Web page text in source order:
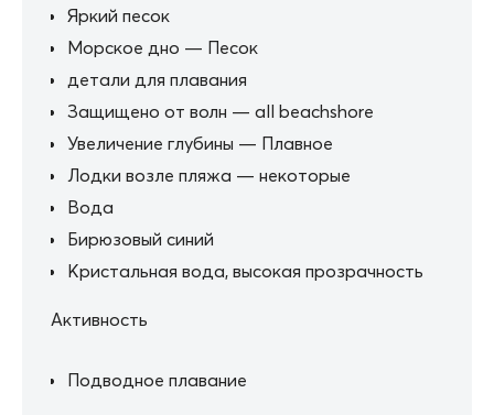
Яркий песок
Морское дно — Песок
детали для плавания
Защищено от волн — all beachshore
Увеличение глубины — Плавное
Лодки возле пляжа — некоторые
Вода
Бирюзовый синий
Кристальная вода, высокая прозрачность
Активность
Подводное плавание